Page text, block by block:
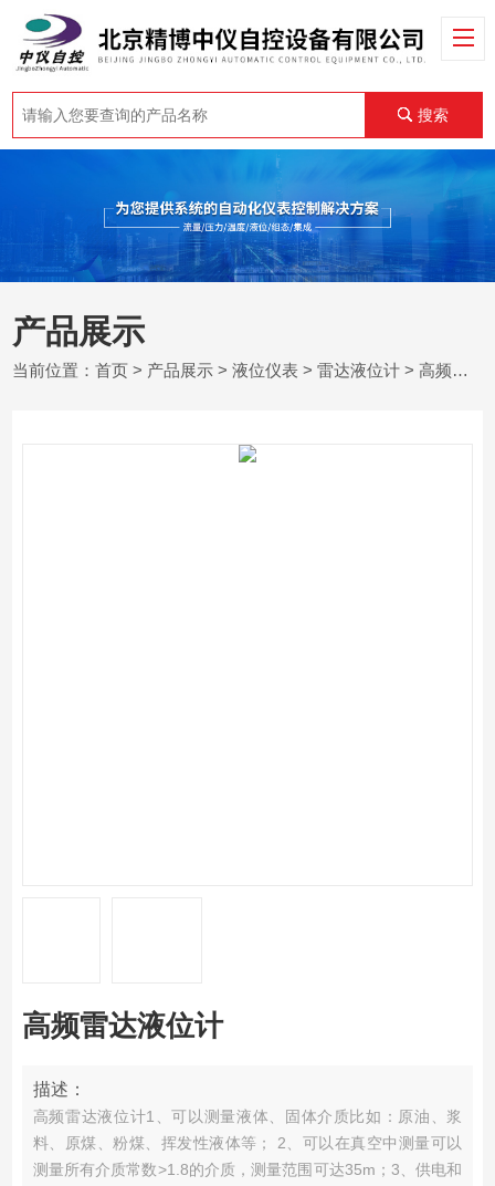
搜索
产品展示
当前位置：首页 > 产品展示 >液位仪表 >雷达液位计 > 高频雷达液位计
高频雷达液位计
描述：
高频雷达液位计1、可以测量液体、固体介质比如：原油、浆
料、原煤、粉煤、挥发性液体等； 2、可以在真空中测量可以
测量所有介质常数>1.8的介质，测量范围可达35m；3、供电和